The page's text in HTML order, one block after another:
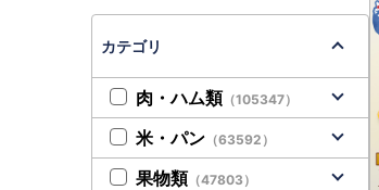
カテゴリ
肉・ハム類 （105347）
米・パン （63592）
果物類 （47803）